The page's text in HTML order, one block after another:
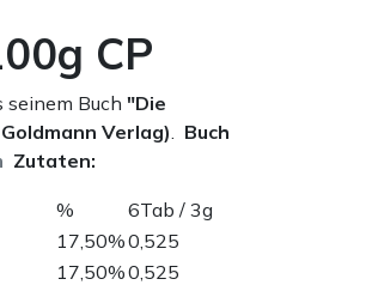
CP
seinem Buch "Die
Verlag)
Buch
Zutaten:
%
6Tab / 3g
17,50%0,525
17,50%0,525